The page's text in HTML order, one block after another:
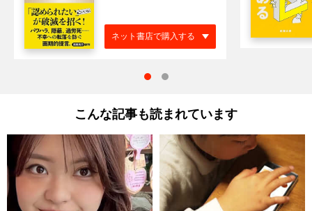
ネット書店で購入する
こんな記事も読まれています